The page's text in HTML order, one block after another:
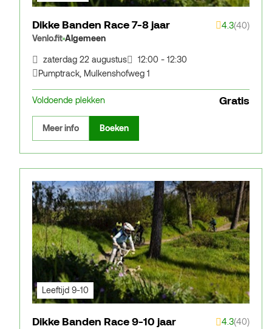
Dikke Banden Race 7-8 jaar 4.3(40)
Venlo.fit Algemeen
zaterdag 22 augustus
12:00 - 12:30
Pumptrack, Mulkenshofweg 1
Voldoende plekken Gratis
Meer info Boeken
Leeftijd 9-10
Dikke Banden Race 9-10 jaar 4.3(40)